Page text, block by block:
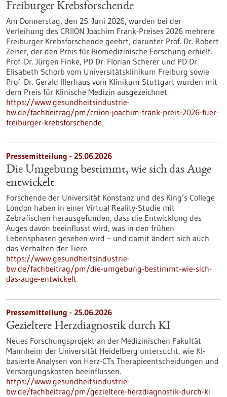
Freiburger Krebsforschende
Am Donnerstag, den 25. Juni 2026, wurden bei der
Verleihung des CRIION Joachim Frank-Preises 2026 mehrere
Freiburger Krebsforschende geehrt, darunter Prof. Dr. Robert
Zeiser, der den Preis für Biomedizinische Forschung erhielt.
Prof. Dr. Jürgen Finke, PD Dr. Florian Scherer und PD Dr.
Elisabeth Schorb vom Universitätsklinikum Freiburg sowie
Prof. Dr. Gerald Illerhaus vom Klinikum Stuttgart wurden mit
dem Preis für Klinische Medizin ausgezeichnet.
https://www.gesundheitsindustrie-
bw.de/fachbeitrag/pm/criion-joachim-frank-preis-2026-fuer-
freiburger-krebsforschende
Pressemitteilung - 25.06.2026
Die Umgebung bestimmt, wie sich das Auge
entwickelt
Forschende der Universität Konstanz und des King’s College
London haben in einer Virtual Reality-Studie mit
Zebrafischen herausgefunden, dass die Entwicklung des
Auges davon beeinflusst wird, was in den frühen
Lebensphasen gesehen wird – und damit ändert sich auch
das Verhalten der Tiere.
https://www.gesundheitsindustrie-
bw.de/fachbeitrag/pm/die-umgebung-bestimmt-wie-sich-
das-auge-entwickelt
Pressemitteilung - 25.06.2026
Gezieltere Herzdiagnostik durch KI
Neues Forschungsprojekt an der Medizinischen Fakultät
Mannheim der Universität Heidelberg untersucht, wie KI-
basierte Analysen von Herz-CTs Therapieentscheidungen und
Versorgungskosten beeinflussen.
https://www.gesundheitsindustrie-
bw.de/fachbeitrag/pm/gezieltere-herzdiagnostik-durch-ki